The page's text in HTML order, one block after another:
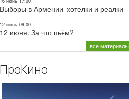
Выборы в Армении: хотелки и реалки
12 июнь 09:00
12 июня. За что пьём?
все материалы
ПроКино